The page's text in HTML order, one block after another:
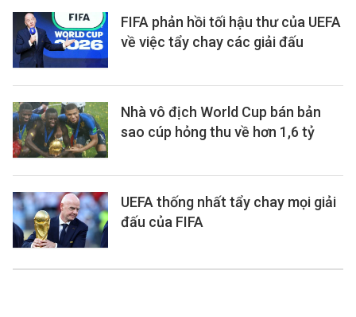
FIFA phản hồi tối hậu thư của UEFA
về việc tẩy chay các giải đấu
Nhà vô địch World Cup bán bản
sao cúp hỏng thu về hơn 1,6 tỷ
UEFA thống nhất tẩy chay mọi giải
đấu của FIFA